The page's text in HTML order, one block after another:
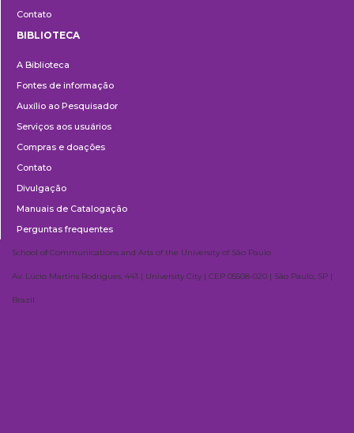
Contato
BIBLIOTECA
A Biblioteca
Fontes de informação
Auxílio ao Pesquisador
Serviços aos usuários
Compras e doações
Contato
Divulgação
Manuais de Catalogação
Perguntas frequentes
School of Communications and Arts of the University of São Paulo
Av. Lúcio Martins Rodrigues, 443 | University City | CEP 05508-020 | São Paulo, SP |
Brazil